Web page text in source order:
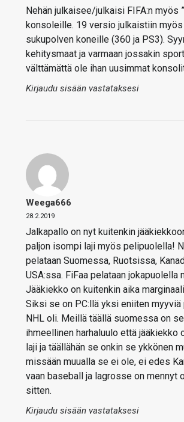
Nehän julkaisee/julkaisi FIFA:n myös
konsoleille. 19 versio julkaistiin
sukupolven koneille (360 ja PS3).
kehitysmaat ja varmaan jossakin
välttämättä ole ihan uusimmat
Kirjaudu sisään vastataksesi
Weega666
28.2.2019
Jalkapallo on nyt kuitenkin
paljon isompi laji myös pelipuolella!
pelataan Suomessa, Ruotsissa,
USA:ssa. FiFaa pelataan jokapuolella
Jääkiekko on kuitenkin aika
Siksi se on PC:llä yksi eniiten
NHL oli. Meillä täällä suomessa on
ihmeellinen harhaluulo että jääkiekko
laji ja täällähän se onkin se ykkönen
missään muualla se ei ole, ei edes
vaan baseball ja lagrosse on mennyt
sitten.
Kirjaudu sisään vastataksesi